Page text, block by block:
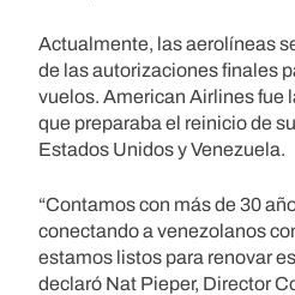
Actualmente, las aerolíneas
de las autorizaciones finales
vuelos. American Airlines fue
que preparaba el reinicio de
Estados Unidos y Venezuela.
“Contamos con más de 30
conectando a venezolanos
estamos listos para renovar
declaró Nat Pieper, Director